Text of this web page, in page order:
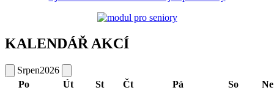
KALENDÁŘ AKCÍ
Srpen2026
Po
Út St Čt Pá So
Ne